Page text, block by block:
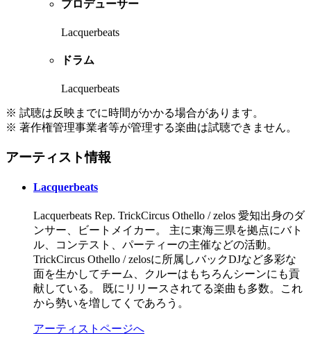
プロデューサー
Lacquerbeats
ドラム
Lacquerbeats
※ 試聴は反映までに時間がかかる場合があります。
※ 著作権管理事業者等が管理する楽曲は試聴できません。
アーティスト情報
Lacquerbeats
Lacquerbeats Rep. TrickCircus Othello / zelos 愛知出身のダ
ンサー、ビートメイカー。 主に東海三県を拠点にバト
ル、コンテスト、パーティーの主催などの活動。
TrickCircus Othello / zelosに所属しバックDJなど多彩な
面を生かしてチーム、クルーはもちろんシーンにも貢
献している。 既にリリースされてる楽曲も多数。これ
から勢いを増してくであろう。
アーティストページへ